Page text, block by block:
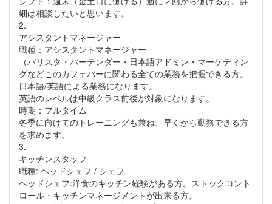
細は相談したいと思います。
2.
アシスタントマネージャー
職種：アシスタントマネージャー
（バリスタ・バーテンダー・日本語アドミン・マーケティン
グなどこのカフェバーに関わる全ての業務を把握できる方。
日本語/英語による業務になります。
英語のレベルは中級クラス前後が対象になります。
時期：フルタイム
冬季に向けてのトレーニングも兼ね、早くから勤務できる方
を求めます。
3.
キッチンスタッフ
職種: ヘッドシェフ / シェフ
ヘッドシェフ:洋食のキッチン経験がある方。ストックコント
ロール・キッチンマネージメントが出来る方。